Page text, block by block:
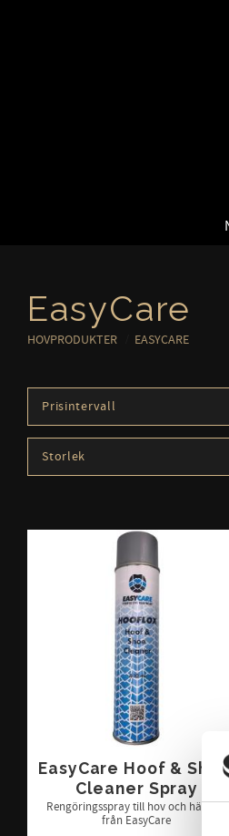
EasyCare
HOVPRODUKTER EASYCARE
Prisintervall
Storlek
EasyCare Hoof &
Cleaner Spray
Rengöringsspray till hov och hästsko
från EasyCare